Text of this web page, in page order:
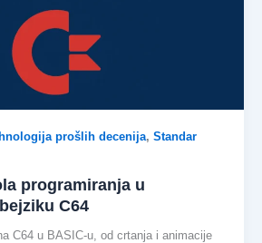
prošlih decenija, Standar
programiranja u
C64
C64 u BASIC-u, od crtanja i animacije